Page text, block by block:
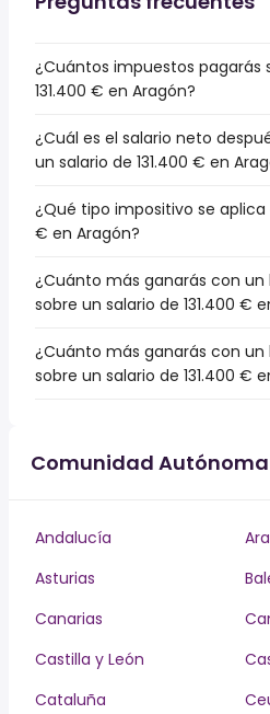
¿Cuántos impuestos pagarás
131.400 € en Aragón?
¿Cuál es el salario neto
un salario de 131.400 € en
¿Qué tipo impositivo se aplica
€ en Aragón?
¿Cuánto más ganarás con un
sobre un salario de 131.400 €
¿Cuánto más ganarás con
sobre un salario de 131.400 €
Comunidad Autónoma
Andalucía
Asturias
Canarias
Castilla y León
Cataluña